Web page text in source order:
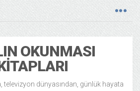
OKUNMASI
televizyon dünyasından, günlük hayata